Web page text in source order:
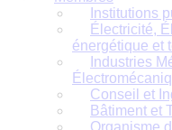
Institutions
Électricité,
énergétique et
Industries
Conseil et
Bâtiment et
Organisme